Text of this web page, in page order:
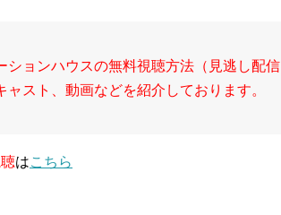
ションハウスの無料視聴方法（見逃し配信
スト、動画などを紹介しております。
はこちら